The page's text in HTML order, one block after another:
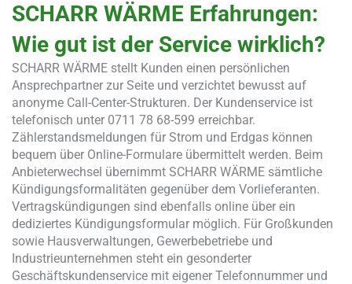
SCHARR WÄRME Erfahrungen:
Wie gut ist der Service wirklich?
SCHARR WÄRME stellt Kunden einen persönlichen
Ansprechpartner zur Seite und verzichtet bewusst auf
anonyme Call-Center-Strukturen. Der Kundenservice ist
telefonisch unter 0711 78 68-599 erreichbar.
Zählerstandsmeldungen für Strom und Erdgas können
bequem über Online-Formulare übermittelt werden. Beim
Anbieterwechsel übernimmt SCHARR WÄRME sämtliche
Kündigungsformalitäten gegenüber dem Vorlieferanten.
Vertragskündigungen sind ebenfalls online über ein
dediziertes Kündigungsformular möglich. Für Großkunden
sowie Hausverwaltungen, Gewerbebetriebe und
Industrieunternehmen steht ein gesonderter
Geschäftskundenservice mit eigener Telefonnummer und